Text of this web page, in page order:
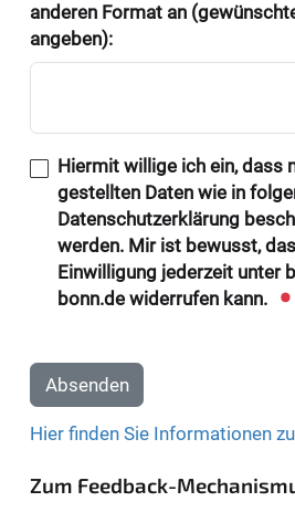
anderen Format an
angeben):
Hiermit willige ich ein, dass
gestellten Daten wie in
Datenschutzerklärung
werden. Mir ist bewusst,
Einwilligung jederzeit unter
bonn.de widerrufen kann.
Absenden
Hier finden Sie Informationen
Zum Feedback-